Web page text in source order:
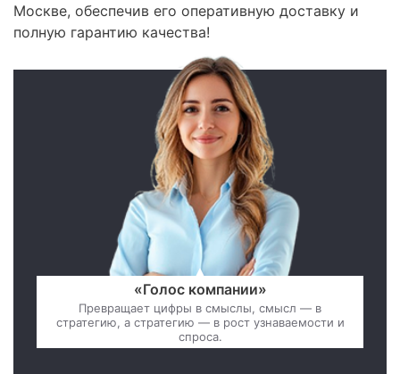
Москве, обеспечив его оперативную доставку и
полную гарантию качества!
«Голос компании»
Превращает цифры в смыслы, смысл — в
стратегию, а стратегию — в рост узнаваемости и
спроса.